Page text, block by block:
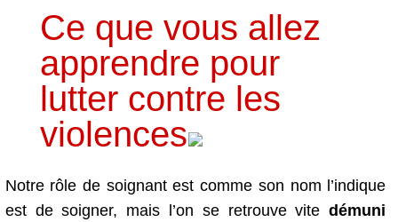
Ce que vous allez
apprendre pour
lutter contre les
violences
Notre rôle de soignant est comme son nom l’indique
est de soigner, mais l’on se retrouve vitedémuni